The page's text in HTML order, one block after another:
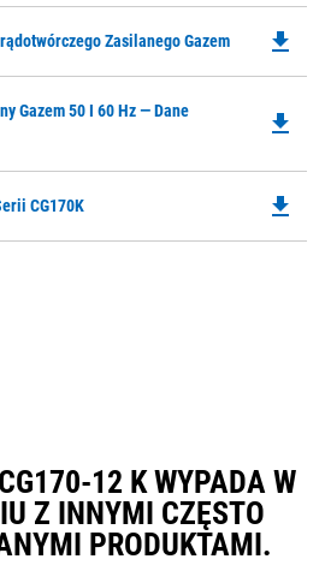
Zasilanego Gazem file_download
Gazem 50 I 60 Hz — Dane
file_download
CG170K file_download
12 K WYPADA W
Z INNYMI CZĘSTO
PRODUKTAMI.